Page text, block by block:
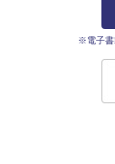
※電子書